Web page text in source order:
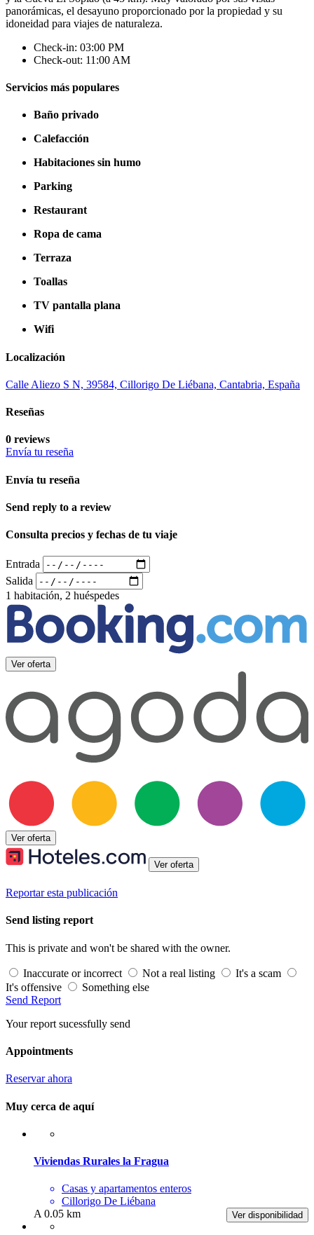
panorámicas, el desayuno proporcionado por la propiedad y su
idoneidad para viajes de naturaleza.
Check-in: 03:00 PM
Check-out: 11:00 AM
Servicios más populares
Baño privado
Calefacción
Habitaciones sin humo
Parking
Restaurant
Ropa de cama
Terraza
Toallas
TV pantalla plana
Wifi
Localización
Calle Aliezo S N, 39584, Cillorigo De Liébana, Cantabria, España
Reseñas
0 reviews
Envía tu reseña
Envía tu reseña
Send reply to a review
Consulta precios y fechas de tu viaje
Entrada
Salida
1 habitación, 2 huéspedes
Ver oferta
Ver oferta
Ver oferta
Reportar esta publicación
Send listing report
This is private and won't be shared with the owner.
Inaccurate or incorrect Not a real listing
It's a scam
It's offensive
Something else
Send Report
Your report sucessfully send
Appointments
Reservar ahora
Muy cerca de aquí
Viviendas Rurales la Fragua
Casas y apartamentos enteros
Cillorigo De Liébana
Ver disponibilidad
A 0.05 km